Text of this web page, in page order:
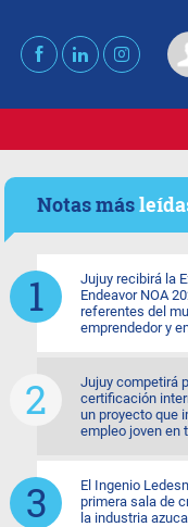
Notas más
Jujuy recibirá la
Endeavor NOA
referentes del
emprendedor y
Jujuy competirá
certificación
un proyecto que
empleo joven en
El Ingenio
primera sala de
la industria